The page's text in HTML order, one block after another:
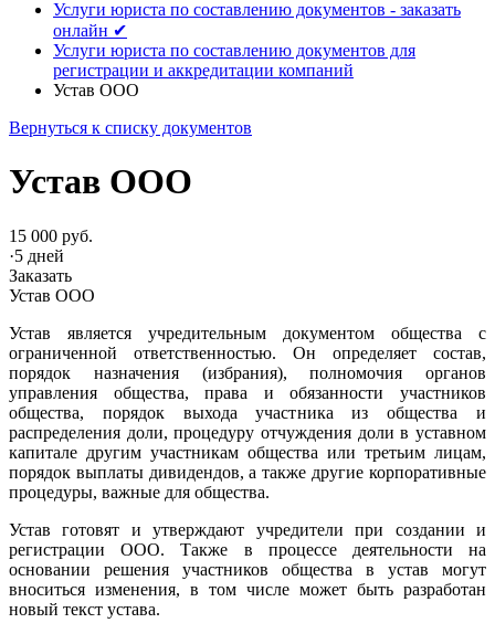
Услуги юриста по составлению документов - заказать
онлайн ✔
Услуги юриста по составлению документов для
регистрации и аккредитации компаний
Устав ООО
Вернуться к списку документов
Устав ООО
15 000 руб.
·5 дней
Заказать
Устав ООО
Устав является учредительным документом общества с
ограниченной ответственностью. Он определяет состав,
порядок назначения (избрания), полномочия органов
управления общества, права и обязанности участников
общества, порядок выхода участника из общества и
распределения доли, процедуру отчуждения доли в уставном
капитале другим участникам общества или третьим лицам,
порядок выплаты дивидендов, а также другие корпоративные
процедуры, важные для общества.
Устав готовят и утверждают учредители при создании и
регистрации ООО. Также в процессе деятельности на
основании решения участников общества в устав могут
вноситься изменения, в том числе может быть разработан
новый текст устава.